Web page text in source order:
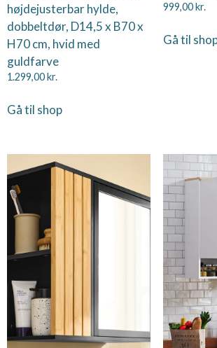
højdejusterbar hylde,
dobbeltdør, D14,5 x B70 x
H70 cm, hvid med
guldfarve
1.299,00kr.
Gå til shop
999,00kr.
Gå til